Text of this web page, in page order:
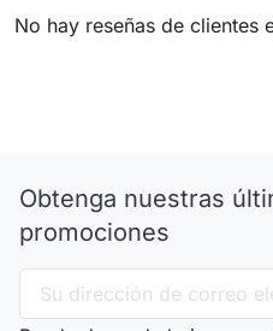
No hay reseñas de clientes
Obtenga nuestras
promociones